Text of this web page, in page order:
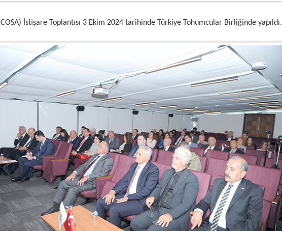
İstişare Toplantısı 3 Ekim 2024 tarihinde Türkiye Tohumcular Birliğinde yapıldı.